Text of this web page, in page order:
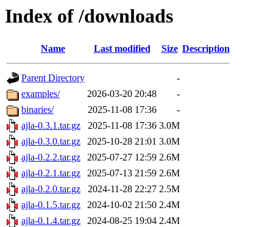
Index of /downloads
Name Last modified Size Description
Parent Directory
-
examples/
2026-03-20 20:48
-
binaries/
2025-11-08 17:36
-
ajla-0.3.1.tar.gz
2025-11-08 17:36 3.0M
ajla-0.3.0.tar.gz
2025-10-28 21:01 3.0M
ajla-0.2.2.tar.gz
2025-07-27 12:59 2.6M
ajla-0.2.1.tar.gz
2025-07-13 21:59 2.6M
ajla-0.2.0.tar.gz
2024-11-28 22:27 2.5M
ajla-0.1.5.tar.gz
2024-10-02 21:50 2.4M
ajla-0.1.4.tar.gz
2024-08-25 19:04 2.4M